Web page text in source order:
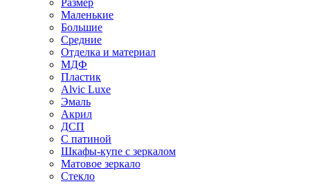
Размер
Маленькие
Большие
Средние
Отделка и материал
МДФ
Пластик
Alvic Luxe
Эмаль
Акрил
ДСП
С патиной
Шкафы-купе с зеркалом
Матовое зеркало
Стекло